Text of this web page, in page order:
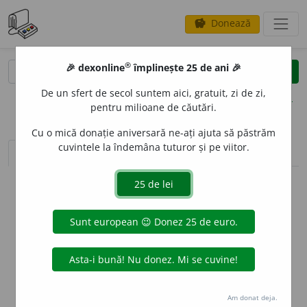
savings Donează
clear
opțiuni
sinteza definițiilor (1) definiții (2) declinări
info
Aceste definiții sunt compilate de
echipa dexonline. Definițiile
originale se află pe filadefiniții.
preferințe
🎉 dexonline® împlinește 25 de ani 🎉
De un sfert de secol suntem aici, gratuit, zi de zi,
pentru milioane de căutări.
Cu o mică donație aniversară ne-ați ajuta să păstrăm
cuvintele la îndemâna tuturor și pe viitor.
Am donat deja.